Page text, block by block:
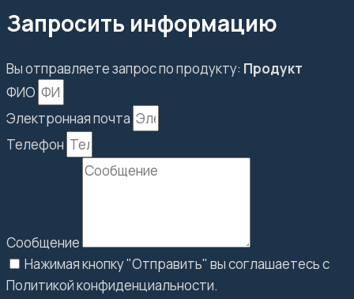
Запросить информацию
Вы отправляете запрос по продукту: Продукт
ФИО
Электронная почта
Телефон
Сообщение
Нажимая кнопку "Отправить" вы соглашаетесь с
Политикой конфиденциальности.